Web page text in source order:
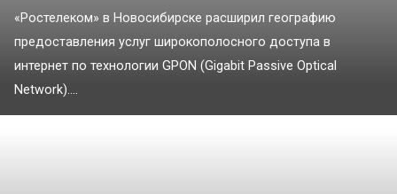
«Ростелеком» в Новосибирске расширил географию
предоставления услуг широкополосного доступа в
интернет по технологии GPON (Gigabit Passive Optical
Network)....